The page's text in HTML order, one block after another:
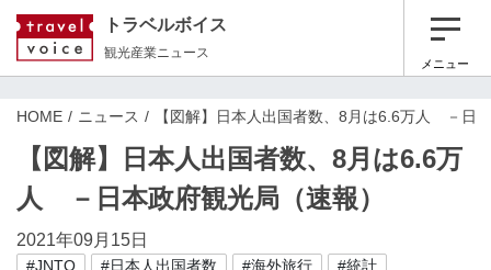
トラベルボイス
観光産業ニュース
メニュー
HOME ニュース 【図解】日本人出国者数、8月は6.6万人 －日
【図解】日本人出国者数、8月は6.6万
人 －日本政府観光局（速報）
2021年09月15日
#JNTO #日本人出国者数 #海外旅行
#統計